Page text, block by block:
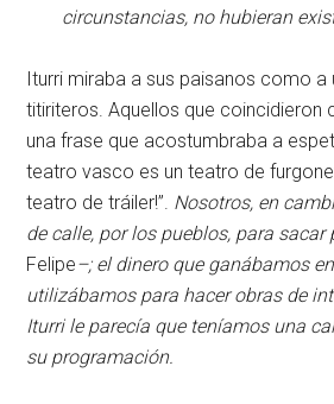
circunstancias, no hubieran
Iturri miraba a sus paisanos como a
titiriteros. Aquellos que coincidieron
una frase que acostumbraba a
teatro vasco es un teatro de
teatro de tráiler!”. Nosotros, en
de calle, por los pueblos, para sacar
Felipe–; el dinero que ganábamos
utilizábamos para hacer obras de
Iturri le parecía que teníamos una
su programación.